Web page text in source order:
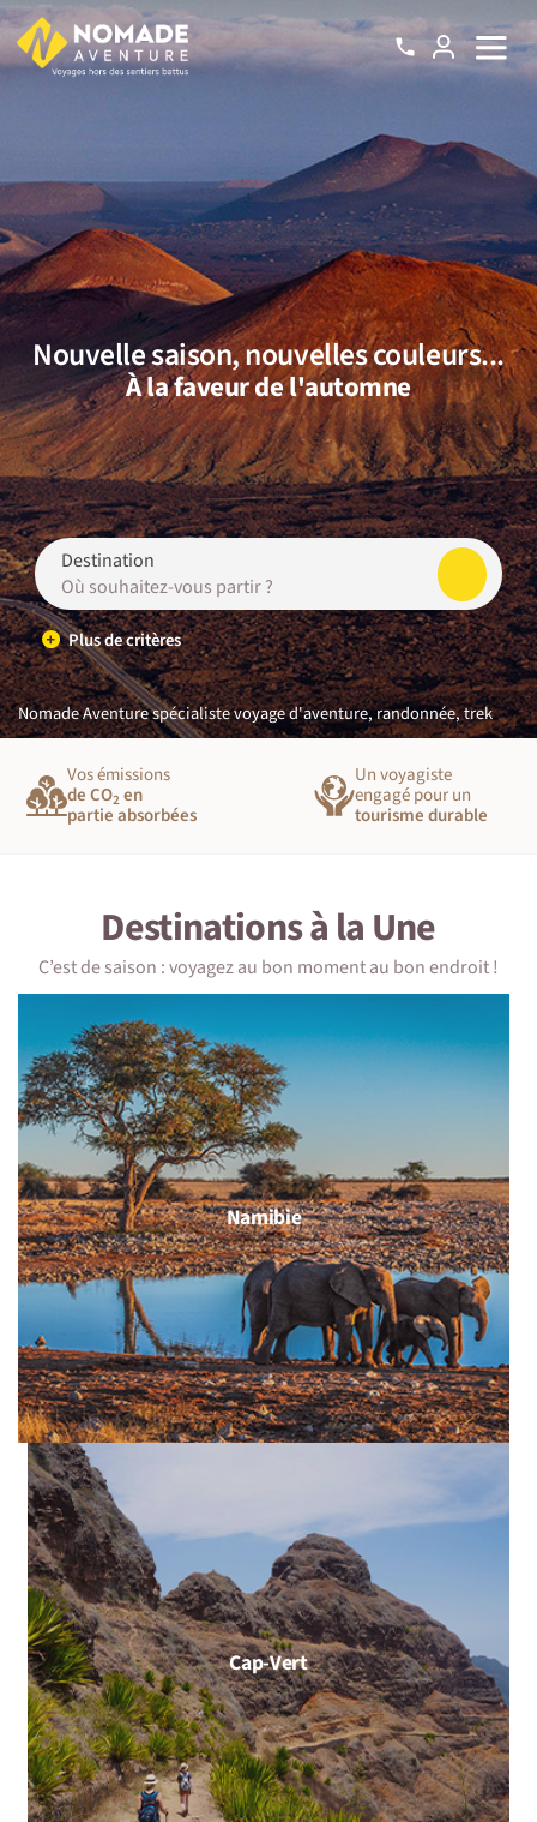
Où souhaitez-vous partir ?
Plus de critères
Nomade Aventure spécialiste voyage d'aventure, randonnée, trek
Nouvelle saison, nouvelles couleurs...
À la faveur de l'automne
Vos émissions
de CO2en
partie absorbées
Un voyagiste
engagé pour un
tourisme durable
Destinations à la Une
C’est de saison : voyagez au bon moment au bon endroit !
Namibie
Cap-Vert